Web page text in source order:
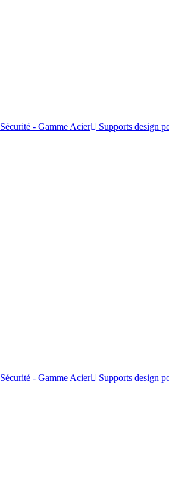
Sécurité - Gamme Acier
Supports design
Sécurité - Gamme Acier
Supports design